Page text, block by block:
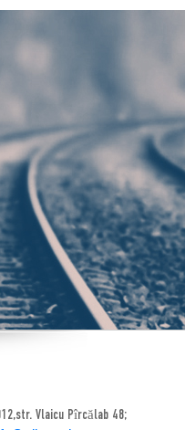
Vlaicu Pîrcălab 48;